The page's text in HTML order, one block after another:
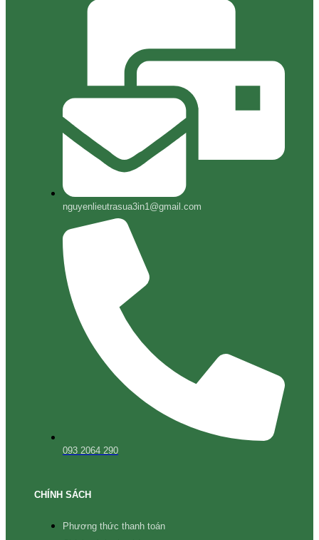
nguyenlieutrasua3in1@gmail.com
093 2064 290
CHÍNH SÁCH
Phương thức thanh toán